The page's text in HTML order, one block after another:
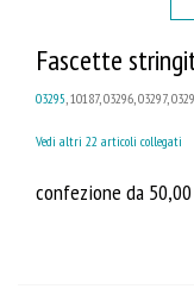
Fascette
03295, 10187, 03296, 03297,
Vedi altri 22 articoli collegati
confezione da